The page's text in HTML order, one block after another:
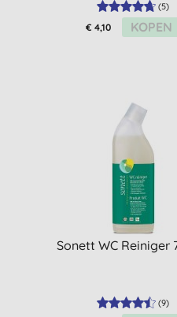
(5)
€ 4,10 KOPEN
Sonett WC Reiniger
(9)